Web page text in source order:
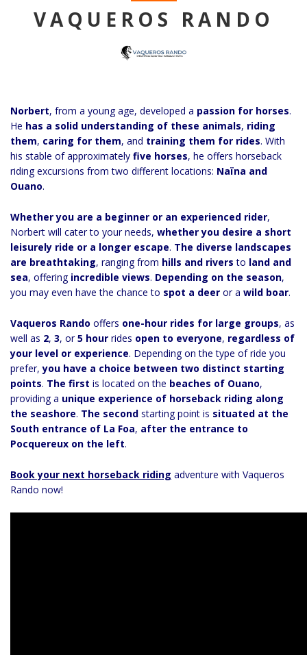
VAQUEROS RANDO
Norbert, from a young age, developed a passion for horses.
He has a solid understanding of these animals, riding
them, caring for them, and training them for rides. With
his stable of approximately five horses, he offers horseback
riding excursions from two different locations: Naïna and
Ouano.
Whether you are a beginner or an experienced rider,
Norbert will cater to your needs, whether you desire a short
leisurely ride or a longer escape. The diverse landscapes
are breathtaking, ranging from hills and riversto land and
sea, offering incredible views. Depending on the season,
you may even have the chance to spot a deer or a wild boar.
Vaqueros Rando offers one-hour rides for large groups, as
well as 2, 3, or5 hour rides open to everyone, regardless of
your level or experience. Depending on the type of ride you
prefer,you have a choice between two distinct starting
points. The first is located on the beaches of Ouano,
providing a unique experience of horseback riding along
the seashore. The second starting point is situated at the
South entrance of La Foa, after the entrance to
Pocquereux on the left.
Book your next horseback riding adventure with Vaqueros
Rando now!